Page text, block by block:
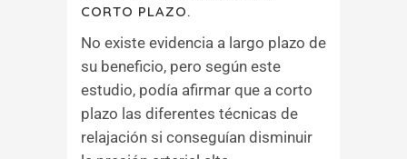
CORTO PLAZO.
No existe evidencia a largo plazo de
su beneficio, pero según este
estudio, podía afirmar que a corto
plazo las diferentes técnicas de
relajación si conseguían disminuir